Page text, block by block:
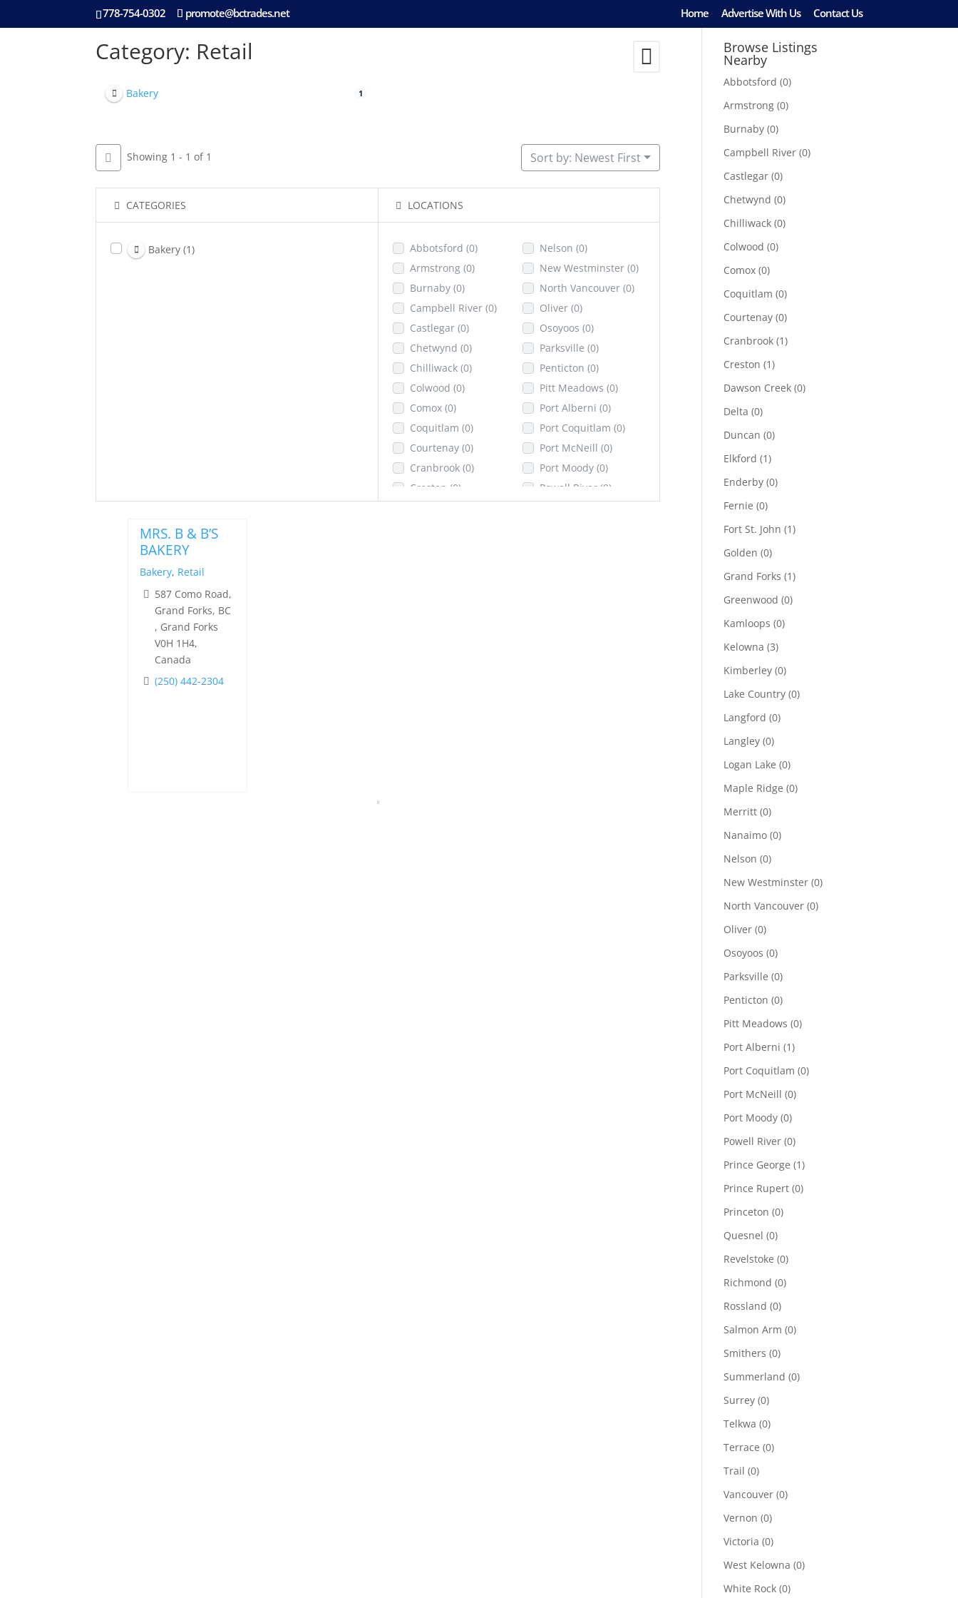
778-754-0302 promote@bctrades.net Home Advertise With Us Contact Us
Category: Retail
Bakery 1
Showing 1 - 1 of 1 Sort by: Newest First
CATEGORIES
Bakery (1)
LOCATIONS
Abbotsford (0)
Armstrong (0)
Burnaby (0)
Campbell River (0)
Castlegar (0)
Chetwynd (0)
Chilliwack (0)
Colwood (0)
Comox (0)
Coquitlam (0)
Courtenay (0)
Cranbrook (0)
Creston (0)
Nelson (0)
New Westminster (0)
North Vancouver (0)
Oliver (0)
Osoyoos (0)
Parksville (0)
Penticton (0)
Pitt Meadows (0)
Port Alberni (0)
Port Coquitlam (0)
Port McNeill (0)
Port Moody (0)
Powell River (0)
MRS. B & B’S
BAKERY
Bakery, Retail
587 Como Road,
Grand Forks, BC
, Grand Forks
V0H 1H4,
Canada
(250) 442-2304
Browse Listings
Nearby
Abbotsford (0)
Armstrong (0)
Burnaby (0)
Campbell River (0)
Castlegar (0)
Chetwynd (0)
Chilliwack (0)
Colwood (0)
Comox (0)
Coquitlam (0)
Courtenay (0)
Cranbrook (1)
Creston (1)
Dawson Creek (0)
Delta (0)
Duncan (0)
Elkford (1)
Enderby (0)
Fernie (0)
Fort St. John (1)
Golden (0)
Grand Forks (1)
Greenwood (0)
Kamloops (0)
Kelowna (3)
Kimberley (0)
Lake Country (0)
Langford (0)
Langley (0)
Logan Lake (0)
Maple Ridge (0)
Merritt (0)
Nanaimo (0)
Nelson (0)
New Westminster (0)
North Vancouver (0)
Oliver (0)
Osoyoos (0)
Parksville (0)
Penticton (0)
Pitt Meadows (0)
Port Alberni (1)
Port Coquitlam (0)
Port McNeill (0)
Port Moody (0)
Powell River (0)
Prince George (1)
Prince Rupert (0)
Princeton (0)
Quesnel (0)
Revelstoke (0)
Richmond (0)
Rossland (0)
Salmon Arm (0)
Smithers (0)
Summerland (0)
Surrey (0)
Telkwa (0)
Terrace (0)
Trail (0)
Vancouver (0)
Vernon (0)
Victoria (0)
West Kelowna (0)
White Rock (0)